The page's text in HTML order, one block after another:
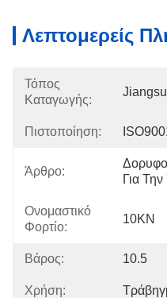
Λεπτομερείς
Τόπος
Καταγωγής:
Πιστοποίηση:
Άρθρο:
Για
Ονομαστικό
Φορτίο:
10KN
Βάρος: 10.5
Χρήση: